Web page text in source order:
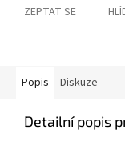
ZEPTAT SE
Popis Diskuze
Detailní popis